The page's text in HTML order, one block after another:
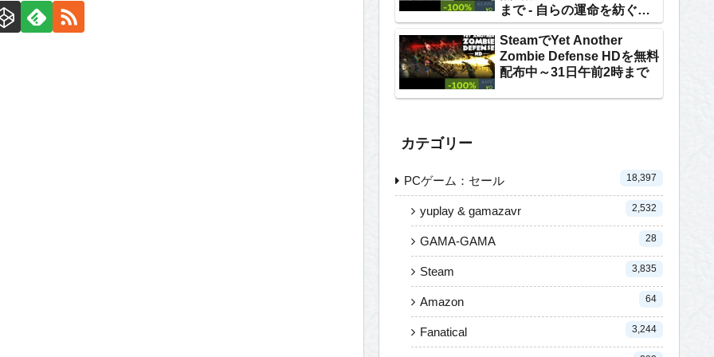
まで - 自らの運命を紡ぐテ
キストRPG
SteamでYet Another
Zombie Defense HDを無料
配布中～31日午前2時まで
カテゴリー
PCゲーム：セール 18,397
yuplay & gamazavr 2,532
GAMA-GAMA 28
Steam 3,835
Amazon 64
Fanatical 3,244